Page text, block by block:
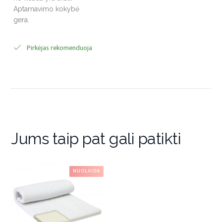
Aptarnavimo kokybė
gera.
Pirkėjas rekomenduoja
Jums taip pat gali patikti
NUOLAIDA